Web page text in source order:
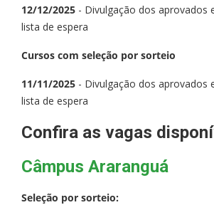
12/12/2025 - Divulgação dos aprovados
lista de espera
Cursos com seleção por sorteio
11/11/2025 - Divulgação dos aprovados
lista de espera
Confira as vagas
Câmpus Araranguá
Seleção por sorteio: